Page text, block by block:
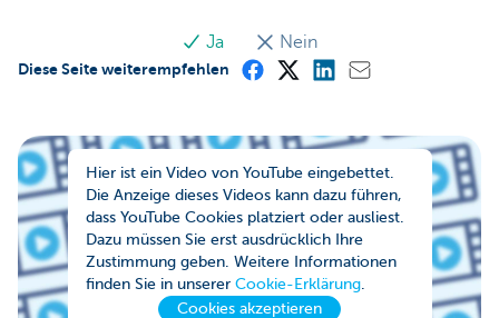
Ja Nein
Diese Seite weiterempfehlen
Hier ist ein Video von YouTube eingebettet.
Die Anzeige dieses Videos kann dazu führen,
dass YouTube Cookies platziert oder ausliest.
Dazu müssen Sie erst ausdrücklich Ihre
Zustimmung geben. Weitere Informationen
finden Sie in unserer Cookie-Erklärung.
Cookies akzeptieren